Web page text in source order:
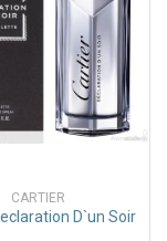
CARTIER
D`un Soir